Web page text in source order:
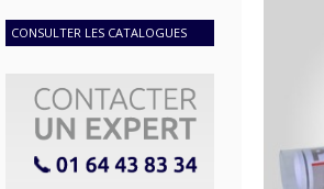
CONSULTER LES CATALOGUES